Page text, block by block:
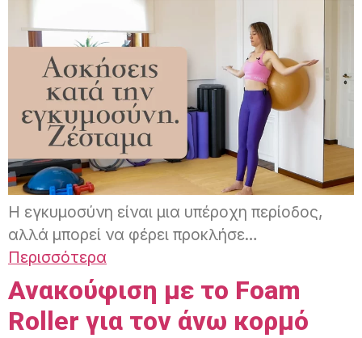
Η εγκυμοσύνη είναι μια υπέροχη περίοδος,
αλλά μπορεί να φέρει προκλήσε…
Περισσότερα
Ανακούφιση με το Foam
Roller για τον άνω κορμό